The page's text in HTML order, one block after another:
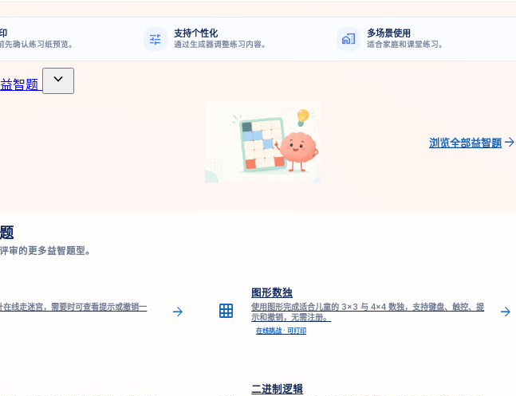
先确认练习纸预览。 tune 支持个性化
通过生成器调整练习内容。 home_work 多场景使用
适合家庭和课堂练习。
益智题 expand_more
浏览全部益智题arrow_forward
审的更多益智题型。
在线走迷宫，需要时可查看提示或撤销一 arrow_forward grid_on
图形数独
使用图形完成适合儿童的 3×3 与 4×4 数独，支持键盘、触控、提
示和撤销，无需注册。
在线挑战 · 可打印
arrow_forward
二进制逻辑